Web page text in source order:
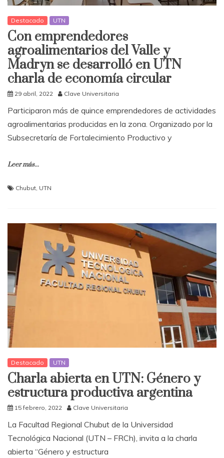
Destacado UTN
Con emprendedores
agroalimentarios del Valle y
Madryn se desarrolló en UTN
charla de economía circular
29 abril, 2022 Clave Universitaria
Participaron más de quince emprendedores de actividades
agroalimentarias producidas en la zona. Organizado por la
Subsecretaría de Fortalecimiento Productivo y
Leer más...
Chubut UTN
Destacado UTN
Charla abierta en UTN: Género y
estructura productiva argentina
15 febrero, 2022 Clave Universitaria
La Facultad Regional Chubut de la Universidad
Tecnológica Nacional (UTN – FRCh), invita a la charla
abierta “Género y estructura